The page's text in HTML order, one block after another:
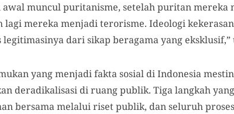
awal muncul puritanisme, setelah puritan mereka
lagi mereka menjadi terorisme. Ideologi
dari sikap beragama yang eksklusif,”
yang menjadi fakta sosial di Indonesia
deradikalisasi di ruang publik. Tiga langkah
bersama melalui riset publik, dan seluruh